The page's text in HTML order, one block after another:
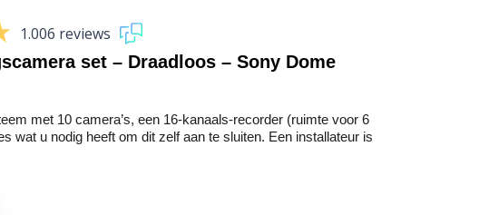
1.006 reviews
set – Draadloos – Sony Dome
met 10 camera’s, een 16-kanaals-recorder (ruimte voor 6
wat u nodig heeft om dit zelf aan te sluiten. Een installateur is